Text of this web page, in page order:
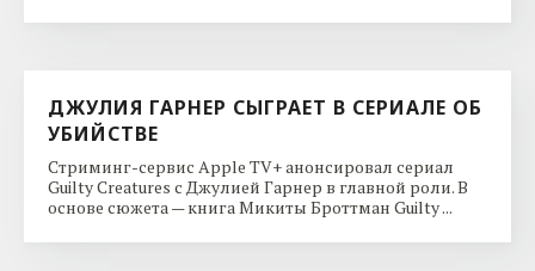
ДЖУЛИЯ ГАРНЕР СЫГРАЕТ В СЕРИАЛЕ ОБ
УБИЙСТВЕ
Стриминг-сервис Apple TV+ анонсировал сериал
Guilty Creatures с Джулией Гарнер в главной роли. В
основе сюжета — книга Микиты Броттман Guilty ...